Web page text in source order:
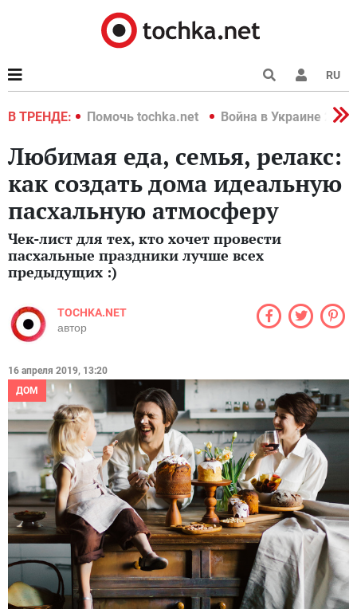
RU
В ТРЕНДЕ:
2022 Помочь tochka.net Война в Украине 2022
Любимая еда, семья, релакс:
как создать дома идеальную
пасхальную атмосферу
Чек-лист для тех, кто хочет провести
пасхальные праздники лучше всех
предыдущих :)
TOCHKA.NET
автор
16 апреля 2019, 13:20
ДОМ